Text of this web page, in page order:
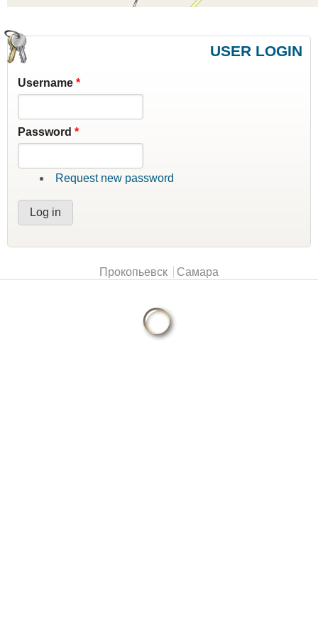
USER LOGIN
Username*
Password*
Request new password
Прокопьевск Самара